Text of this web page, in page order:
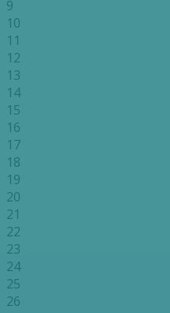
9
10
11
12
13
14
15
16
17
18
19
20
21
22
23
24
25
26